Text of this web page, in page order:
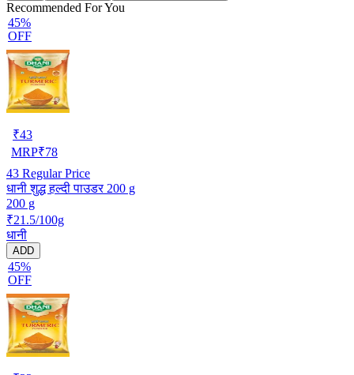
Recommended For You
45%
OFF
₹43
MRP₹78
43 Regular Price
धानी शुद्ध हल्दी पाउडर 200 g
200 g
₹21.5/100g
धानी
ADD
45%
OFF